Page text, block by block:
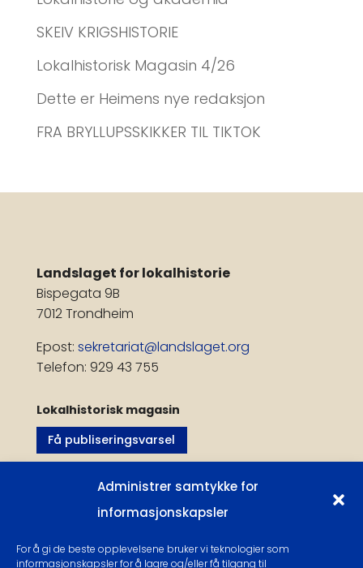
Administrer samtykke for
informasjonskapsler
For å gi de beste opplevelsene bruker vi teknologier som
informasjonskapsler for å lagre og/eller få tilgang til
SKEIV KRIGSHISTORIE
Lokalhistorisk Magasin 4/26
Dette er Heimens nye redaksjon
FRA BRYLLUPSSKIKKER TIL TIKTOK
Landslaget for lokalhistorie
Bispegata 9B
7012 Trondheim
Epost: sekretariat@landslaget.org
Telefon: 929 43 755
Lokalhistorisk magasin
Få publiseringsvarsel
Følg